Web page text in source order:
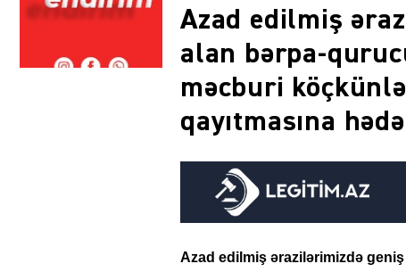
Azad edilmiş
alan bərpa-
məcburi
qayıtmasına
Azad edilmiş ərazilərimizdə